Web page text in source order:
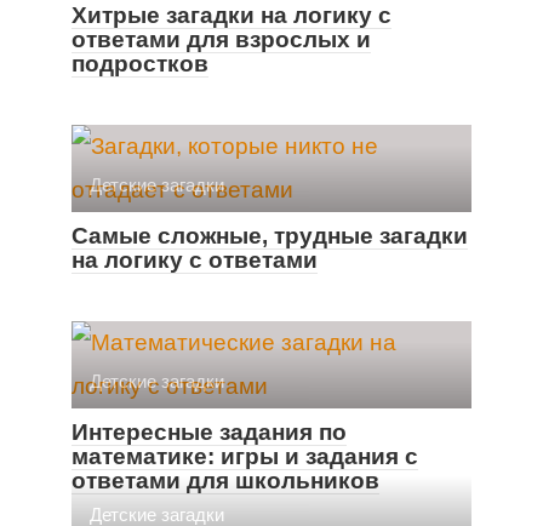
Хитрые загадки на логику с
ответами для взрослых и
подростков
Детские загадки
Самые сложные, трудные загадки
на логику с ответами
Детские загадки
Интересные задания по
математике: игры и задания с
ответами для школьников
Детские загадки